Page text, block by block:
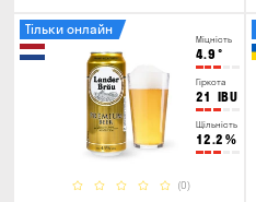
Міцність
4.9 °
Гіркота
21 IBU
Щільність
12.2 %
(0)
Тільки онлайн